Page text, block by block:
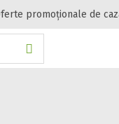
promoționale de
Gasești